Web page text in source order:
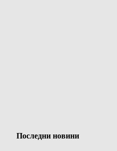
Последни новини